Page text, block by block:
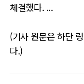
체결했다. ...
(기사 원문은 하단
다.)